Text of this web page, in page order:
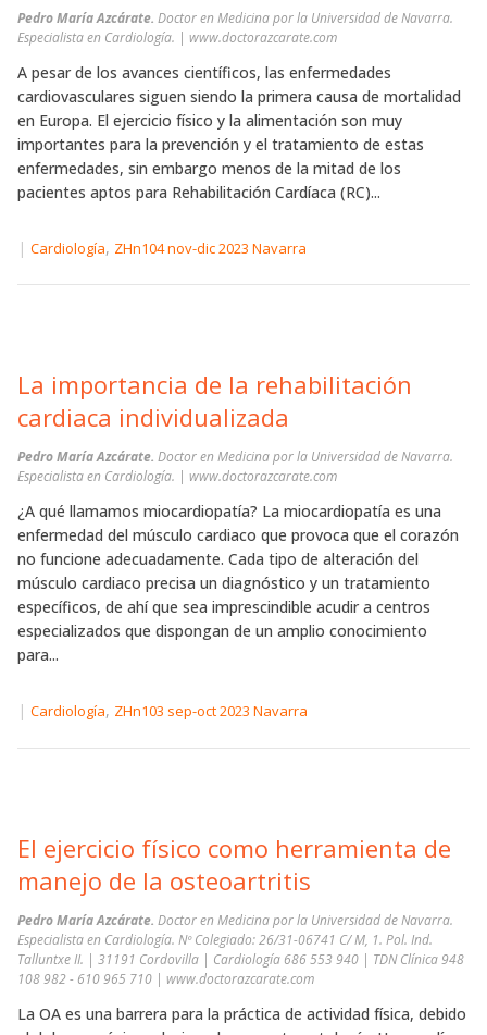
Pedro María Azcárate. Doctor en Medicina por la Universidad de Navarra.
Especialista en Cardiología. | www.doctorazcarate.com
A pesar de los avances científicos, las enfermedades
cardiovasculares siguen siendo la primera causa de mortalidad
en Europa. El ejercicio físico y la alimentación son muy
importantes para la prevención y el tratamiento de estas
enfermedades, sin embargo menos de la mitad de los
pacientes aptos para Rehabilitación Cardíaca (RC)...
| Cardiología, ZHn104 nov-dic 2023 Navarra
La importancia de la rehabilitación
cardiaca individualizada
Pedro María Azcárate. Doctor en Medicina por la Universidad de Navarra.
Especialista en Cardiología. | www.doctorazcarate.com
¿A qué llamamos miocardiopatía? La miocardiopatía es una
enfermedad del músculo cardiaco que provoca que el corazón
no funcione adecuadamente. Cada tipo de alteración del
músculo cardiaco precisa un diagnóstico y un tratamiento
específicos, de ahí que sea imprescindible acudir a centros
especializados que dispongan de un amplio conocimiento
para...
| Cardiología, ZHn103 sep-oct 2023 Navarra
El ejercicio físico como herramienta de
manejo de la osteoartritis
Pedro María Azcárate. Doctor en Medicina por la Universidad de Navarra.
Especialista en Cardiología. Nº Colegiado: 26/31-06741 C/ M, 1. Pol. Ind.
Talluntxe II. | 31191 Cordovilla | Cardiología 686 553 940 | TDN Clínica 948
108 982 - 610 965 710 | www.doctorazcarate.com
La OA es una barrera para la práctica de actividad física, debido